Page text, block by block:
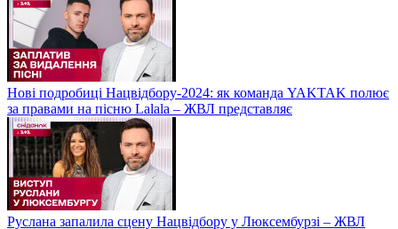
Нові подробиці Нацвідбору-2024: як команда YAKTAK полює
за правами на пісню Lalala – ЖВЛ представляє
Руслана запалила сцену Нацвідбору у Люксембурзі – ЖВЛ